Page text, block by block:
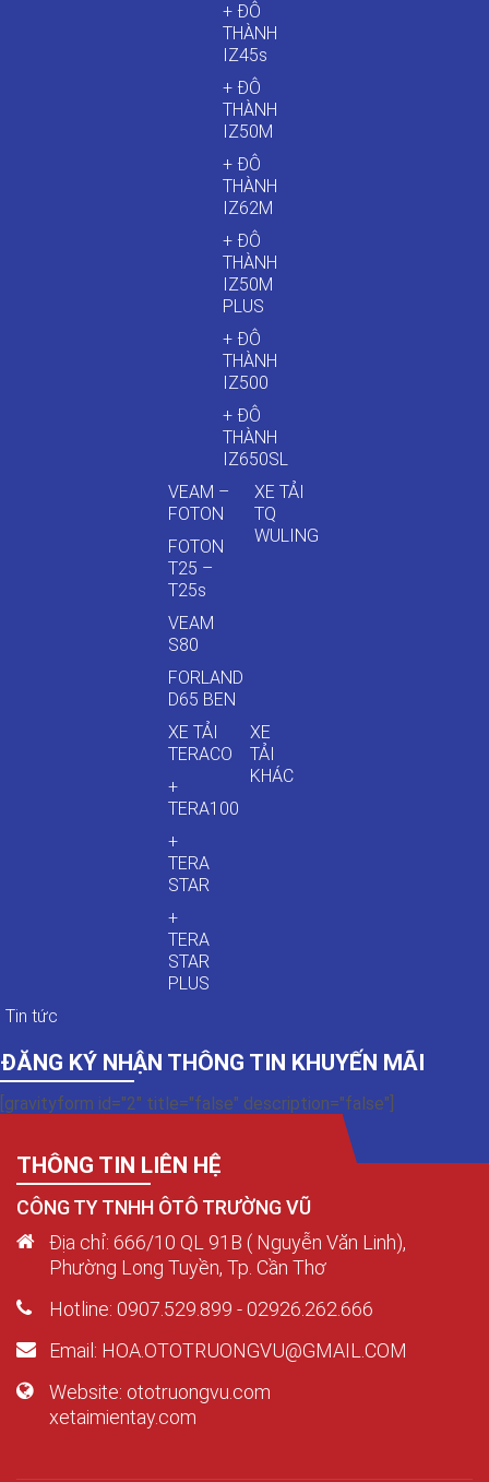
+ ĐÔ
THÀNH
IZ45s
+ ĐÔ
THÀNH
IZ50M
+ ĐÔ
THÀNH
IZ62M
+ ĐÔ
THÀNH
IZ50M
PLUS
+ ĐÔ
THÀNH
IZ500
+ ĐÔ
THÀNH
IZ650SL
VEAM –
FOTON
FOTON
T25 –
T25s
VEAM
S80
FORLAND
D65 BEN
XE TẢI
TQ
WULING
XE TẢI
TERACO
+
TERA100
+
TERA
STAR
+
TERA
STAR
PLUS
XE
TẢI
KHÁC
Tin tức
ĐĂNG KÝ NHẬN THÔNG TIN KHUYẾN MÃI
[gravityform id="2" title="false" description="false"]
THÔNG TIN LIÊN HỆ
CÔNG TY TNHH ÔTÔ TRƯỜNG VŨ
Địa chỉ: 666/10 QL 91B ( Nguyễn Văn Linh),
Phường Long Tuyền, Tp. Cần Thơ
Hotline: 0907.529.899 - 02926.262.666
Email: HOA.OTOTRUONGVU@GMAIL.COM
Website: ototruongvu.com
xetaimientay.com